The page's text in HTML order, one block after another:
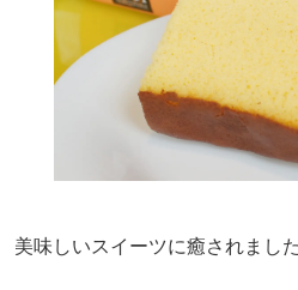
美味しいスイーツに癒されまし